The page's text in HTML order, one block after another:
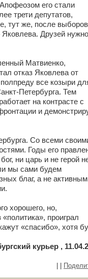
его стали
трети депутатов,
тут же, после
Друзей нужно
Матвиенко,
отказ Яковлева от
все козыри
Петербурга. Тем
на контрасте с
и
Со всеми
Годы его
ни царь и не герой
мы сами будем
благ, а не
хорошего, но,
проиграл
«спасибо», хотя
курьер ,